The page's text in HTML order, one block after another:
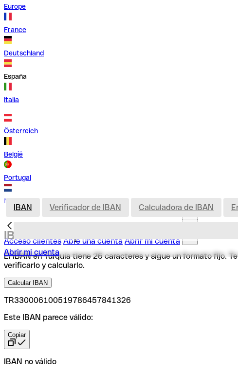
Europe
France
Deutschland
España
Italia
Österreich
België
Portugal
Nederland
Acceso clientes Abre una cuenta Abrir mi cuenta
Abrir mi cuenta
IBAN Verificador de IBAN Calculadora de IBAN
IBAN en Turquía
El IBAN en Turquía tiene 26 caracteres y sigue un formato fijo.
verificarlo y calcularlo.
Calcular IBAN
TR330006100519786457841326
Este IBAN parece válido:
Copiar
IBAN no válido